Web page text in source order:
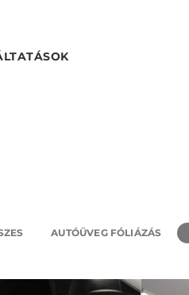
AUTÓÜVEG FÓLIÁZÁS